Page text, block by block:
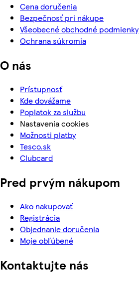
Cena doručenia
Bezpečnosť pri nákupe
Všeobecné obchodné podmienky
Ochrana súkromia
O nás
Prístupnosť
Kde dovážame
Poplatok za službu
Nastavenia cookies
Možnosti platby
Tesco.sk
Clubcard
Pred prvým nákupom
Ako nakupovať
Registrácia
Objednanie doručenia
Moje obľúbené
Kontaktujte nás